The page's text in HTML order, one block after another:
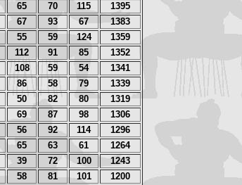
65 70 115
1395
67 93 67
1383
55 59 124
1359
112 91 85
1352
108 59 54
1341
86 58 79
1339
50 82 80
1319
69 87 98
1306
56 92 114
1296
65 63 61
1264
39 72 100
1243
58 81 101
1200